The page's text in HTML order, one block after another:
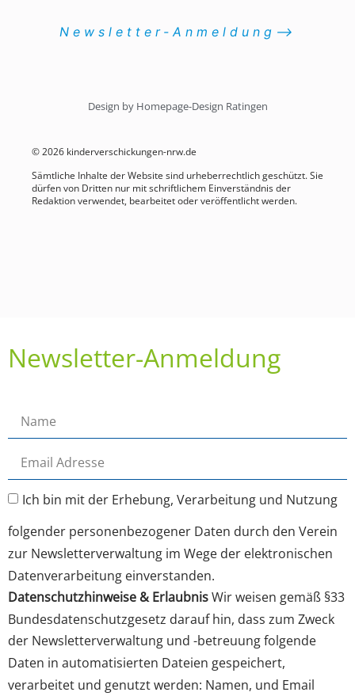
Newsletter-Anmeldung⟶
Design by Homepage-Design Ratingen
© 2026 kinderverschickungen-nrw.de
Sämtliche Inhalte der Website sind urheberrechtlich geschützt. Sie
dürfen von Dritten nur mit schriftlichem Einverständnis der
Redaktion verwendet, bearbeitet oder veröffentlicht werden.
Newsletter-Anmeldung
Ich bin mit der Erhebung, Verarbeitung und Nutzung
folgender personenbezogener Daten durch den Verein
zur Newsletterverwaltung im Wege der elektronischen
Datenverarbeitung einverstanden.
Datenschutzhinweise & ErlaubnisWir weisen gemäß §33
Bundesdatenschutzgesetz darauf hin, dass zum Zweck
der Newsletterverwaltung und -betreuung folgende
Daten in automatisierten Dateien gespeichert,
verarbeitet und genutzt werden: Namen, und Email